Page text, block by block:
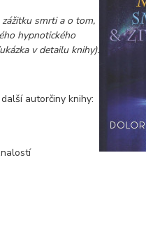
smrti a o tom,
hypnotického
v detailu knihy).
autorčiny knihy: